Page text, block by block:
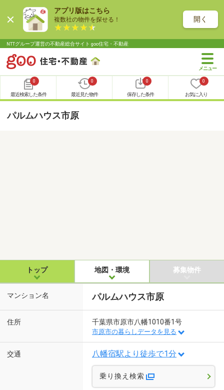
アプリ版はこちら
複数社の物件を探せる！ 開く
NTTグループ運営の不動産総合サイト goo住宅・不動産
0
最近検索した条件
0
最近見た物件
0
保存した条件
0
お気に入り
パルムハウス市原
トップ 地図・環境 募集物件
マンション名 パルムハウス市原
住所 千葉県市原市八幡1010番1号
市原市の暮らしデータを見る
交通 八幡宿駅より徒歩で1分
乗り換え検索